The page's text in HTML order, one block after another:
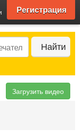
Регистрация
Найти
Загрузить видео